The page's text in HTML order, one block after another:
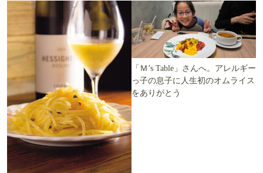
「Ｍ’s Table」さんへ。アレルギー
っ子の息子に人生初のオムライス
をありがとう